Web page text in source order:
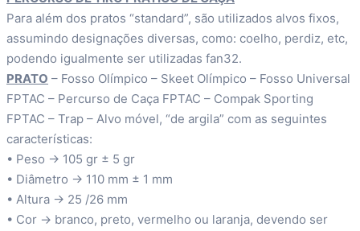
Para além dos pratos “standard”, são utilizados alvos fixos,
assumindo designações diversas, como: coelho, perdiz, etc,
podendo igualmente ser utilizadas fan32.
PRATO – Fosso Olímpico – Skeet Olímpico – Fosso Universal
FPTAC – Percurso de Caça FPTAC – Compak Sporting
FPTAC – Trap – Alvo móvel, “de argila” com as seguintes
características:
• Peso → 105 gr ± 5 gr
• Diâmetro → 110 mm ± 1 mm
• Altura → 25 /26 mm
• Cor → branco, preto, vermelho ou laranja, devendo ser